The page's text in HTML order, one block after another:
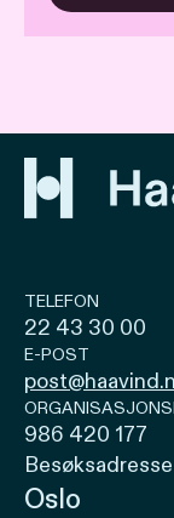
TELEFON
22 43 30 00
E-POST
986 420 177
Besøksadresse
Oslo